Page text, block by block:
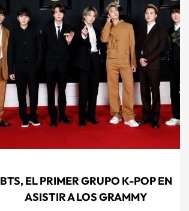
BTS, EL PRIMER GRUPO K-POP EN
ASISTIR A LOS GRAMMY